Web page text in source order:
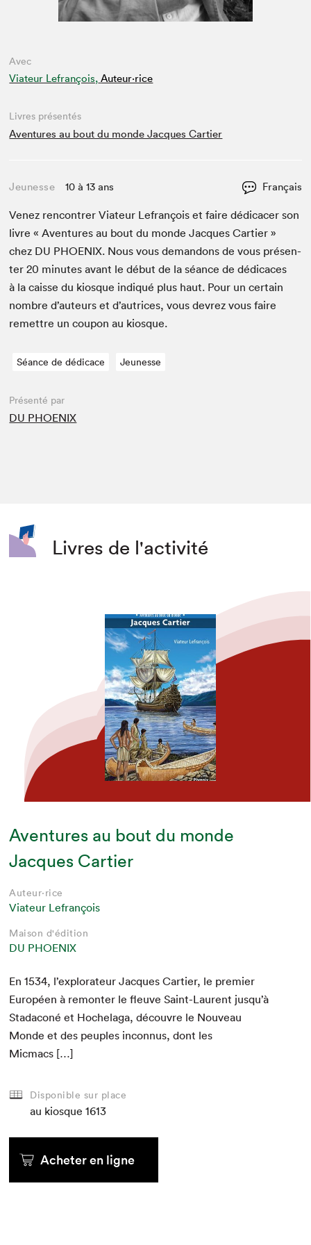
Avec
Viateur Lefrançois, Auteur·rice
Livres présentés
Aventures au bout du monde Jacques Cartier
Jeunesse 10 à 13 ans Français
Venez ren­con­tr­er Via­teur Lefrançois et faire dédi­cac­er son
livre « Aven­tures au bout du monde Jacques Carti­er »
chez DU PHOENIX. Nous vous deman­dons de vous présen­
ter20 min­utes avant le début de la séance de dédi­caces
à la caisse du kiosque indiqué plus haut. Pour un cer­tain
nom­bre d’auteurs et d’autrices, vous devrez vous faire
remet­tre un coupon au kiosque.
Séance de dédicace Jeunesse
Présenté par
DU PHOENIX
Livres de l'activité
Aventures au bout du monde
Jacques Cartier
Auteur·rice
Viateur Lefrançois
Maison d'édition
DU PHOENIX
En1534, l’explorateur Jacques Carti­er, le pre­mier
Européen à remon­ter le fleuve Saint-Lau­rent jusqu’à
Stada­coné et Hochela­ga, décou­vre le Nou­veau
Monde et des peu­ples incon­nus, dont les
Micmacs […]
Disponible sur place
au kiosque 1613
Acheter en ligne